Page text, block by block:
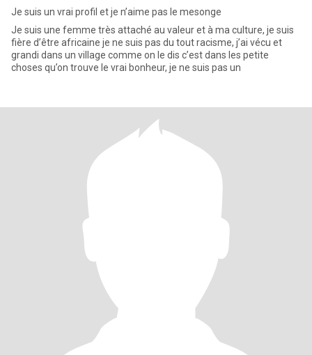
Je suis un vrai profil et je n’aime pas le mesonge
Je suis une femme très attaché au valeur et à ma culture, je suis
fière d’être africaine je ne suis pas du tout racisme, j’ai vécu et
grandi dans un village comme on le dis c’est dans les petite
choses qu’on trouve le vrai bonheur, je ne suis pas un